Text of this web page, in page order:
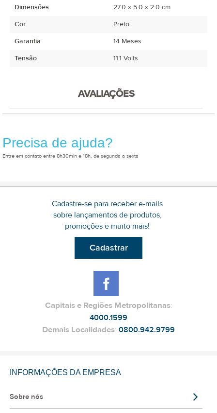
Dimensões
27.0 x 5.0 x 2.0 cm
Cor
Preto
Garantia
14 Meses
Tensão
11.1 Volts
AVALIAÇÕES
Precisa de ajuda?
Entre em contato entre 8h30min e 18h, de segunda a sexta
Cadastre-se para receber e-mails
sobre lançamentos de produtos,
promoções e muito mais!
Cadastrar
Capitais e Regiões Metropolitanas:
4000.1599
Demais Localidades: 0800.942.9799
INFORMAÇÕES DA EMPRESA
Sobre nós